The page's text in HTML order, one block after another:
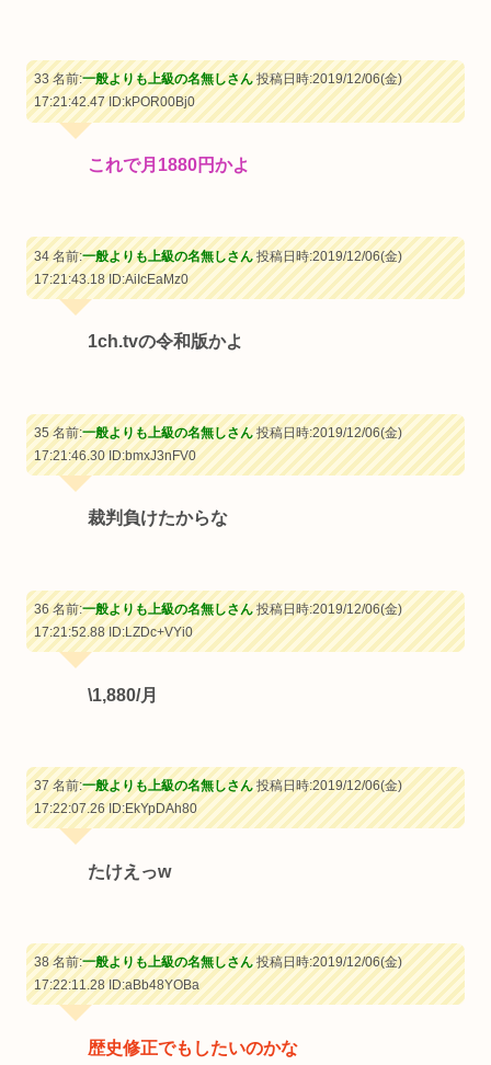
33 名前:一般よりも上級の名無しさん投稿日時:2019/12/06(金)
17:21:42.47ID:kPOR00Bj0
これで月1880円かよ
34 名前:一般よりも上級の名無しさん投稿日時:2019/12/06(金)
17:21:43.18ID:AiIcEaMz0
1ch.tvの令和版かよ
35 名前:一般よりも上級の名無しさん投稿日時:2019/12/06(金)
17:21:46.30ID:bmxJ3nFV0
裁判負けたからな
36 名前:一般よりも上級の名無しさん投稿日時:2019/12/06(金)
17:21:52.88ID:LZDc+VYi0
\1,880/月
37 名前:一般よりも上級の名無しさん投稿日時:2019/12/06(金)
17:22:07.26ID:EkYpDAh80
たけえっw
38 名前:一般よりも上級の名無しさん投稿日時:2019/12/06(金)
17:22:11.28ID:aBb48YOBa
歴史修正でもしたいのかな